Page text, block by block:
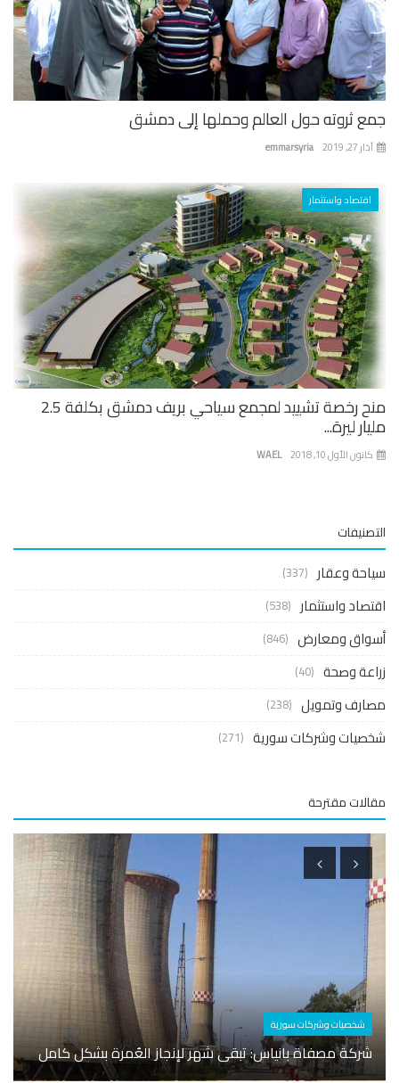
ثروته حول العالم وحملها إلى دمشق
emmarsyria 27, 2019
اقتصاد واستثمار
منح رخصة تشييد لمجمع سياحي بريف دمشق بكلفة 2.5
ليرة...
WAEL الأول 10, 2018
وعقار (337)
واستثمار (538)
ومعارض (846)
وصحة (40)
وتمويل (238)
وشركات سورية (271)
مقترحة
شخصيات وشركات سورية
شركة مصفاة بانياس: تبقى شهر لإنجاز العُمرة بشكل كامل